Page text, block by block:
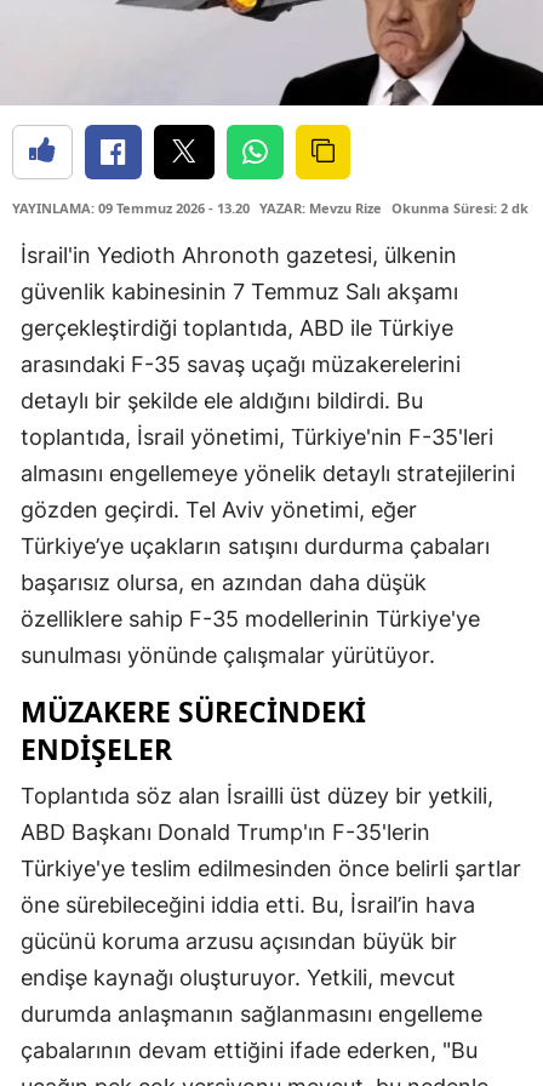
YAYINLAMA: 09 Temmuz 2026 - 13.20 YAZAR: Mevzu Rize Okunma Süresi: 2 dk
İsrail'in Yedioth Ahronoth gazetesi, ülkenin
güvenlik kabinesinin 7 Temmuz Salı akşamı
gerçekleştirdiği toplantıda, ABD ile Türkiye
arasındaki F-35 savaş uçağı müzakerelerini
detaylı bir şekilde ele aldığını bildirdi. Bu
toplantıda, İsrail yönetimi, Türkiye'nin F-35'leri
almasını engellemeye yönelik detaylı stratejilerini
gözden geçirdi. Tel Aviv yönetimi, eğer
Türkiye’ye uçakların satışını durdurma çabaları
başarısız olursa, en azından daha düşük
özelliklere sahip F-35 modellerinin Türkiye'ye
sunulması yönünde çalışmalar yürütüyor.
MÜZAKERE SÜRECINDEKI
ENDIŞELER
Toplantıda söz alan İsrailli üst düzey bir yetkili,
ABD Başkanı Donald Trump'ın F-35'lerin
Türkiye'ye teslim edilmesinden önce belirli şartlar
öne sürebileceğini iddia etti. Bu, İsrail’in hava
gücünü koruma arzusu açısından büyük bir
endişe kaynağı oluşturuyor. Yetkili, mevcut
durumda anlaşmanın sağlanmasını engelleme
çabalarının devam ettiğini ifade ederken, "Bu